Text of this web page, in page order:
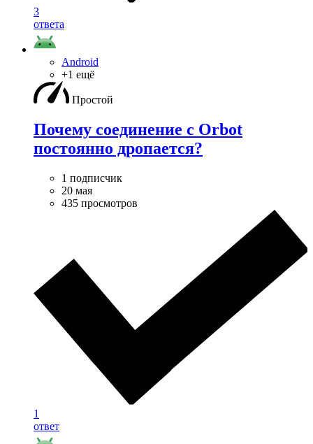
3
ответа
Android
+1 ещё
Простой
Почему соединение с Orbot
постоянно дропается?
1 подписчик
20 мая
435 просмотров
1
ответ